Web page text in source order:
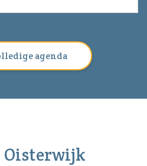
agenda
Oisterwijk